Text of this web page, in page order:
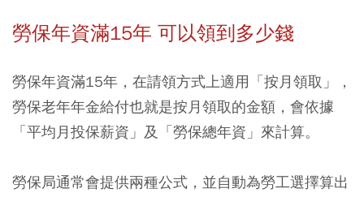
勞保年資滿15年 可以領到多少錢
勞保年資滿15年，在請領方式上適用「按月領取」，
勞保老年年金給付也就是按月領取的金額，會依據
「平均月投保薪資」及「勞保總年資」來計算。
勞保局通常會提供兩種公式，並自動為勞工選擇算出